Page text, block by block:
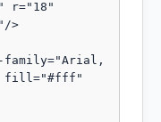
>
fill="#fff"